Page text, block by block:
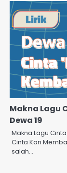
Makna Lagu
Dewa 19
Makna Lagu
Cinta Kan
salah…